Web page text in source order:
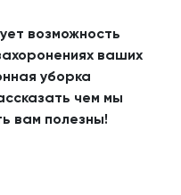
возможность
ваших
уборка
чем мы
вам полезны!